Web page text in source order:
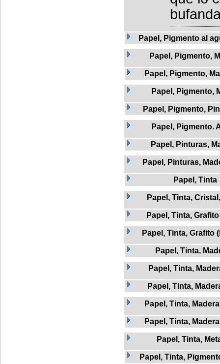
Papel, Pigmento al
Papel, Pigmento,
Papel, Pigmento,
Papel, Pigmento,
Papel, Pigmento,
Papel, Pigmento.
Papel, Pinturas,
Papel, Pinturas,
Papel, Tinta
Papel, Tinta,
Papel, Tinta,
Papel, Tinta, Grafito
Papel, Tinta,
Papel, Tinta,
Papel, Tinta,
Papel, Tinta,
Papel, Tinta,
Papel, Tinta,
Papel, Tinta,